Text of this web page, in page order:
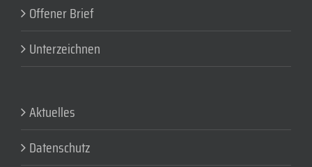
Offener Brief
Unterzeichnen
Aktuelles
Datenschutz